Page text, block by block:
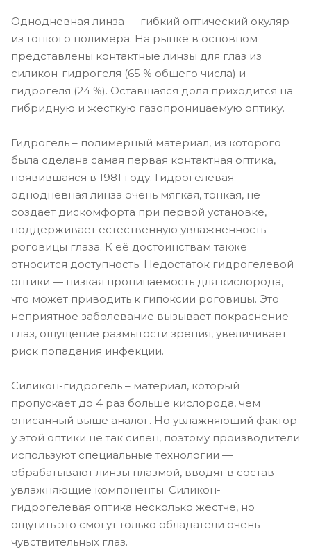
Однодневная линза — гибкий оптический окуляр
из тонкого полимера. На рынке в основном
представлены контактные линзы для глаз из
силикон-гидрогеля (65 % общего числа) и
гидрогеля (24 %). Оставшаяся доля приходится на
гибридную и жесткую газопроницаемую оптику.
Гидрогель – полимерный материал, из которого
была сделана самая первая контактная оптика,
появившаяся в 1981 году. Гидрогелевая
однодневная линза очень мягкая, тонкая, не
создает дискомфорта при первой установке,
поддерживает естественную увлажненность
роговицы глаза. К её достоинствам также
относится доступность. Недостаток гидрогелевой
оптики — низкая проницаемость для кислорода,
что может приводить к гипоксии роговицы. Это
неприятное заболевание вызывает покраснение
глаз, ощущение размытости зрения, увеличивает
риск попадания инфекции.
Силикон-гидрогель – материал, который
пропускает до 4 раз больше кислорода, чем
описанный выше аналог. Но увлажняющий фактор
у этой оптики не так силен, поэтому производители
используют специальные технологии —
обрабатывают линзы плазмой, вводят в состав
увлажняющие компоненты. Силикон-
гидрогелевая оптика несколько жестче, но
ощутить это смогут только обладатели очень
чувствительных глаз.